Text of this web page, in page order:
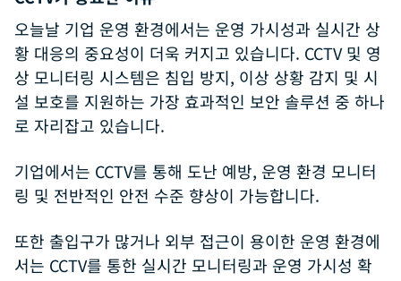
오늘날 기업 운영 환경에서는 운영 가시성과 실시간 상
황 대응의 중요성이 더욱 커지고 있습니다. CCTV 및 영
상 모니터링 시스템은 침입 방지, 이상 상황 감지 및 시
설 보호를 지원하는 가장 효과적인 보안 솔루션 중 하나
로 자리잡고 있습니다.
기업에서는 CCTV를 통해 도난 예방, 운영 환경 모니터
링 및 전반적인 안전 수준 향상이 가능합니다.
또한 출입구가 많거나 외부 접근이 용이한 운영 환경에
서는 CCTV를 통한 실시간 모니터링과 운영 가시성 확